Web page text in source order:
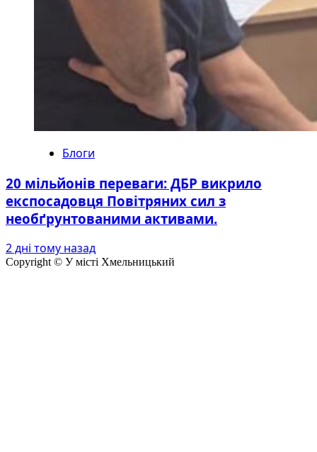
Блоги
20 мільйонів переваги: ДБР викрило
експосадовця Повітряних сил з
необґрунтованими активами.
2 дні тому назад
Copyright © У місті Хмельницький